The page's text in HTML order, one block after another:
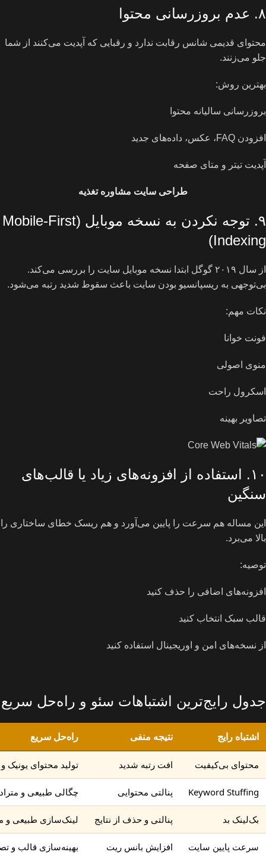
۸. عدم بروزرسانی محتوا
محتوای قدیمی شانس رقابت ندارد و رقبایی که آپدیت می‌کنند از شما
جلو می‌زنند.
بهترین روش:
بروزرسانی سالیانه محتوا
افزودن FAQ، عکس، داده‌های جدید
آپدیت تیتر و متای صفحه
طراحی سایت مشاوره تغذیه
۹. توجه نکردن به نسخه موبایل (Mobile-First
Indexing)
از سال ۲۰۱۹ گوگل ابتدا نسخه موبایل سایت را بررسی می‌کند.
بی‌توجهی به ریسپانسیو بودن سایت باعث سقوط شدید رتبه می‌شود.
نکات مهم:
فونت خوانا
منوی اصولی
اسکرول راحت
تصاویر بهینه
۱۰. استفاده از افزونه‌های زیاد یا قالب‌های
سنگین
این مساله هم سرعت را پایین می‌آورد و هم ریسک خطای ساختاری را
بالا می‌برد.
توصیه:
افزونه‌های اضافی را حذف کنید
قالب سبک انتخاب کنید
از نسخه‌های امن و اوریجینال استفاده کنید
جدول رایج‌ترین اشتباهات سئو و راه‌حل سریع
اشتباه رایج نتیجه منفی راه‌حل سریع
محتوای بی‌کیفیت افت رتبه شدید تولید محتوای یونیک
Keyword Stuffing پنالتی محتوایی چگالی طبیعی و
بک‌لینک بد پنالتی و حذف از نتایج لینک‌سازی طبیعی و
سرعت پایین سایت افزایش بانس ریت بهینه‌سازی قالب و